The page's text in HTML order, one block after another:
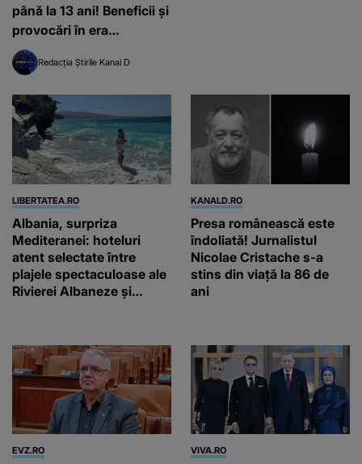
până la 13 ani! Beneficii și
provocări în era
inteligenței artificiale
Redacția Știrile Kanal D
LIBERTATEA.RO
Albania, surpriza
Mediteranei: hoteluri
atent selectate între
plajele spectaculoase ale
Rivierei Albaneze și
KANALD.RO
Presa românească este
îndoliată! Jurnalistul
Nicolae Cristache s-a
stins din viață la 86 de
ani
EVZ.RO VIVA.RO